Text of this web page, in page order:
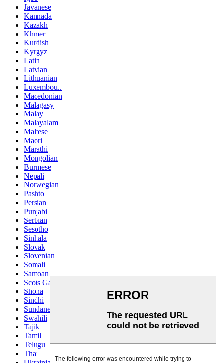
Javanese
Kannada
Kazakh
Khmer
Kurdish
Kyrgyz
Latin
Latvian
Lithuanian
Luxembou..
Macedonian
Malagasy
Malay
Malayalam
Maltese
Maori
Marathi
Mongolian
Burmese
Nepali
Norwegian
Pashto
Persian
Punjabi
Serbian
Sesotho
Sinhala
Slovak
Slovenian
Somali
Samoan
Scots Gaelic
Shona
Sindhi
Sundanese
Swahili
Tajik
Tamil
Telugu
Thai